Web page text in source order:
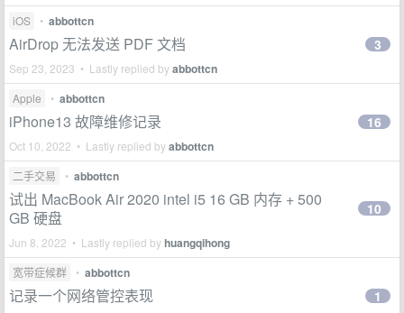
iOS • abbottcn
AirDrop 无法发送 PDF 文档
Sep 23, 2023 • Lastly replied byabbottcn
3
Apple • abbottcn
iPhone13 故障维修记录
Oct 10, 2022 • Lastly replied byabbottcn
16
二手交易 • abbottcn
试出 MacBook Air 2020 intel i5 16 GB 内存 + 500
GB 硬盘
Jun 8, 2022 • Lastly replied byhuangqihong
10
宽带症候群 • abbottcn
记录一个网络管控表现 1